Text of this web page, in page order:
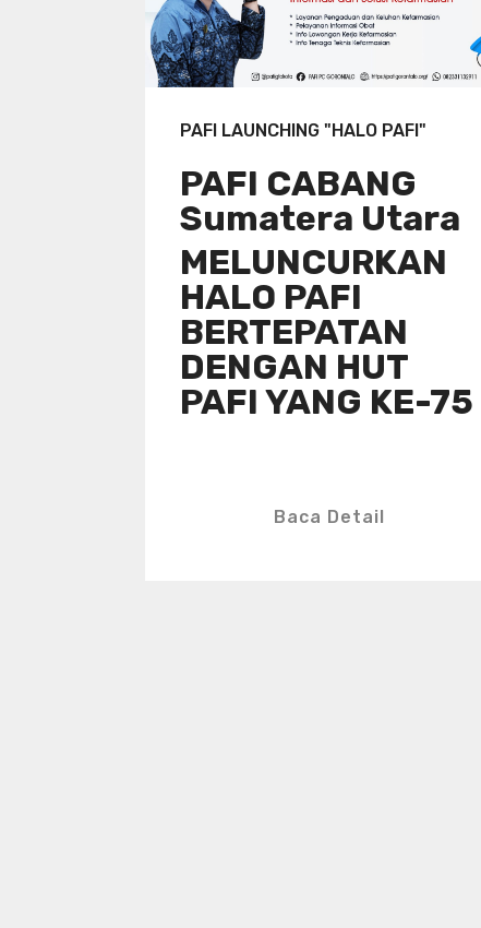
PAFI LAUNCHING "HALO PAFI"
PAFI CABANG
Sumatera Utara
MELUNCURKAN
HALO PAFI
BERTEPATAN
DENGAN HUT
PAFI YANG KE-75
Baca Detail